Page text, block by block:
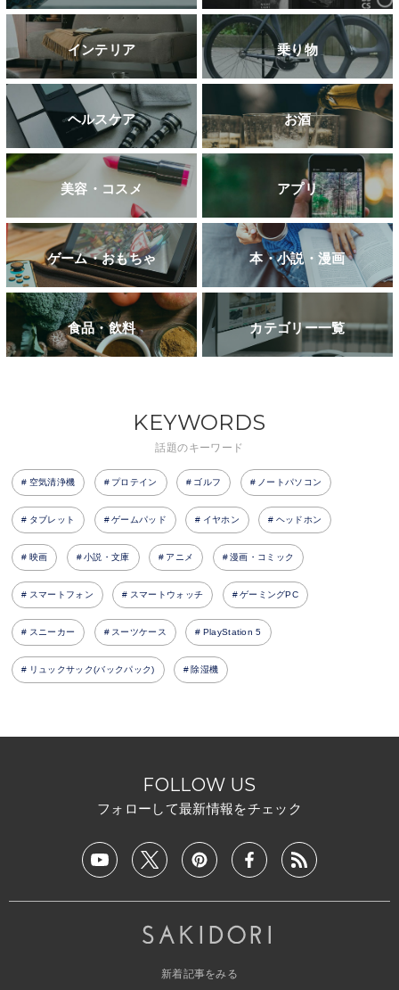
インテリア 乗り物
ヘルスケア お酒
美容・コスメ アプリ
ゲーム・おもちゃ 本・小説・漫画
食品・飲料 カテゴリー一覧
KEYWORDS
話題のキーワード
空気清浄機 プロテイン ゴルフ ノートパソコン
タブレット ゲームパッド イヤホン ヘッドホン
映画 小説・文庫 アニメ 漫画・コミック
スマートフォン スマートウォッチ ゲーミングPC
スニーカー スーツケース PlayStation 5
リュックサック(バックパック) 除湿機
FOLLOW US
フォローして最新情報をチェック
新着記事をみる